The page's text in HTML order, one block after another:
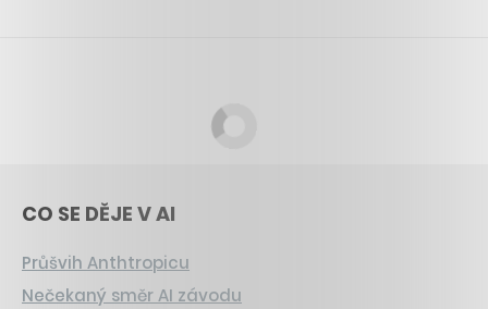
CO SE DĚJE V AI
Průšvih Anthtropicu
Nečekaný směr AI závodu